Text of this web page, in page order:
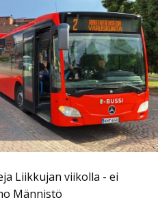
Liikkujan viikolla - ei
Männistö